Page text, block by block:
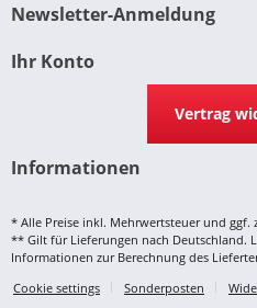
Newsletter-Anmeldung
Ihr Konto
Vertrag
Informationen
* Alle Preise inkl. Mehrwertsteuer und ggf.
** Gilt für Lieferungen nach Deutschland.
Informationen zur Berechnung des
Cookie settings
Sonderposten